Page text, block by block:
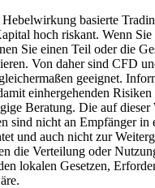
basierte
hoch riskant. Wenn Sie
Sie einen Teil oder die
Von daher sind CFD
geeignet.
einhergehenden Risiken
Beratung. Die auf dieser
sind nicht an Empfänger in
und auch nicht zur
die Verteilung oder
lokalen Gesetzen,